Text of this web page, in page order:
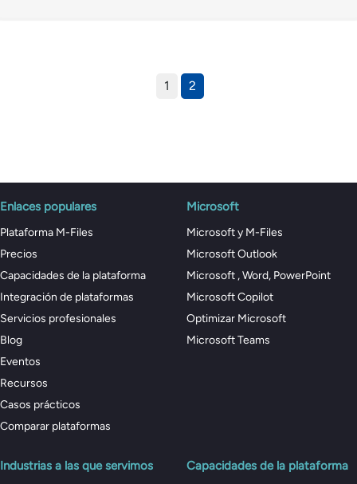
1 2
Enlaces populares
Plataforma M-Files
Precios
Capacidades de la plataforma
Integración de plataformas
Servicios profesionales
Blog
Eventos
Recursos
Casos prácticos
Comparar plataformas
Microsoft
Microsoft y M-Files
Microsoft Outlook
Microsoft , Word, PowerPoint
Microsoft Copilot
Optimizar Microsoft
Microsoft Teams
Industrias a las que servimos Capacidades de la plataforma